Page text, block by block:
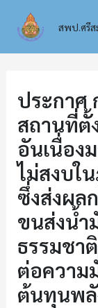
content
สพป.ศรีส
ประกาศ
สถานที่ตั้
อันเนื่อง
ไม่สงบใ
ซึ่งส่งผล
ขนส่งน้ำ
ธรรมชา
ต่อความ
ต้นทุนพลั